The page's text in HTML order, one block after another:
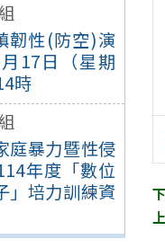
韌性(防空)演
17日（星期
時
庭暴力暨性侵
年度「數位
」培力訓練資